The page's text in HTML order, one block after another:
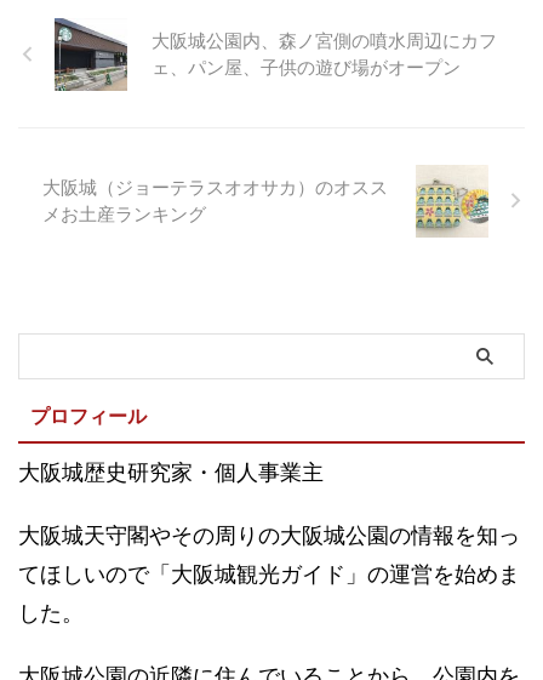
大阪城公園内、森ノ宮側の噴水周辺にカフ
ェ、パン屋、子供の遊び場がオープン
大阪城（ジョーテラスオオサカ）のオスス
メお土産ランキング
プロフィール
大阪城歴史研究家・個人事業主
大阪城天守閣やその周りの大阪城公園の情報を知っ
てほしいので「大阪城観光ガイド」の運営を始めま
した。